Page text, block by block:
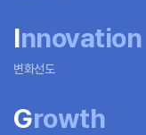
nnovation
I
변화선도
rowth
G